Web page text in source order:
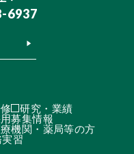
6937
研究・業績
募集情報
機関・薬局等の方
習